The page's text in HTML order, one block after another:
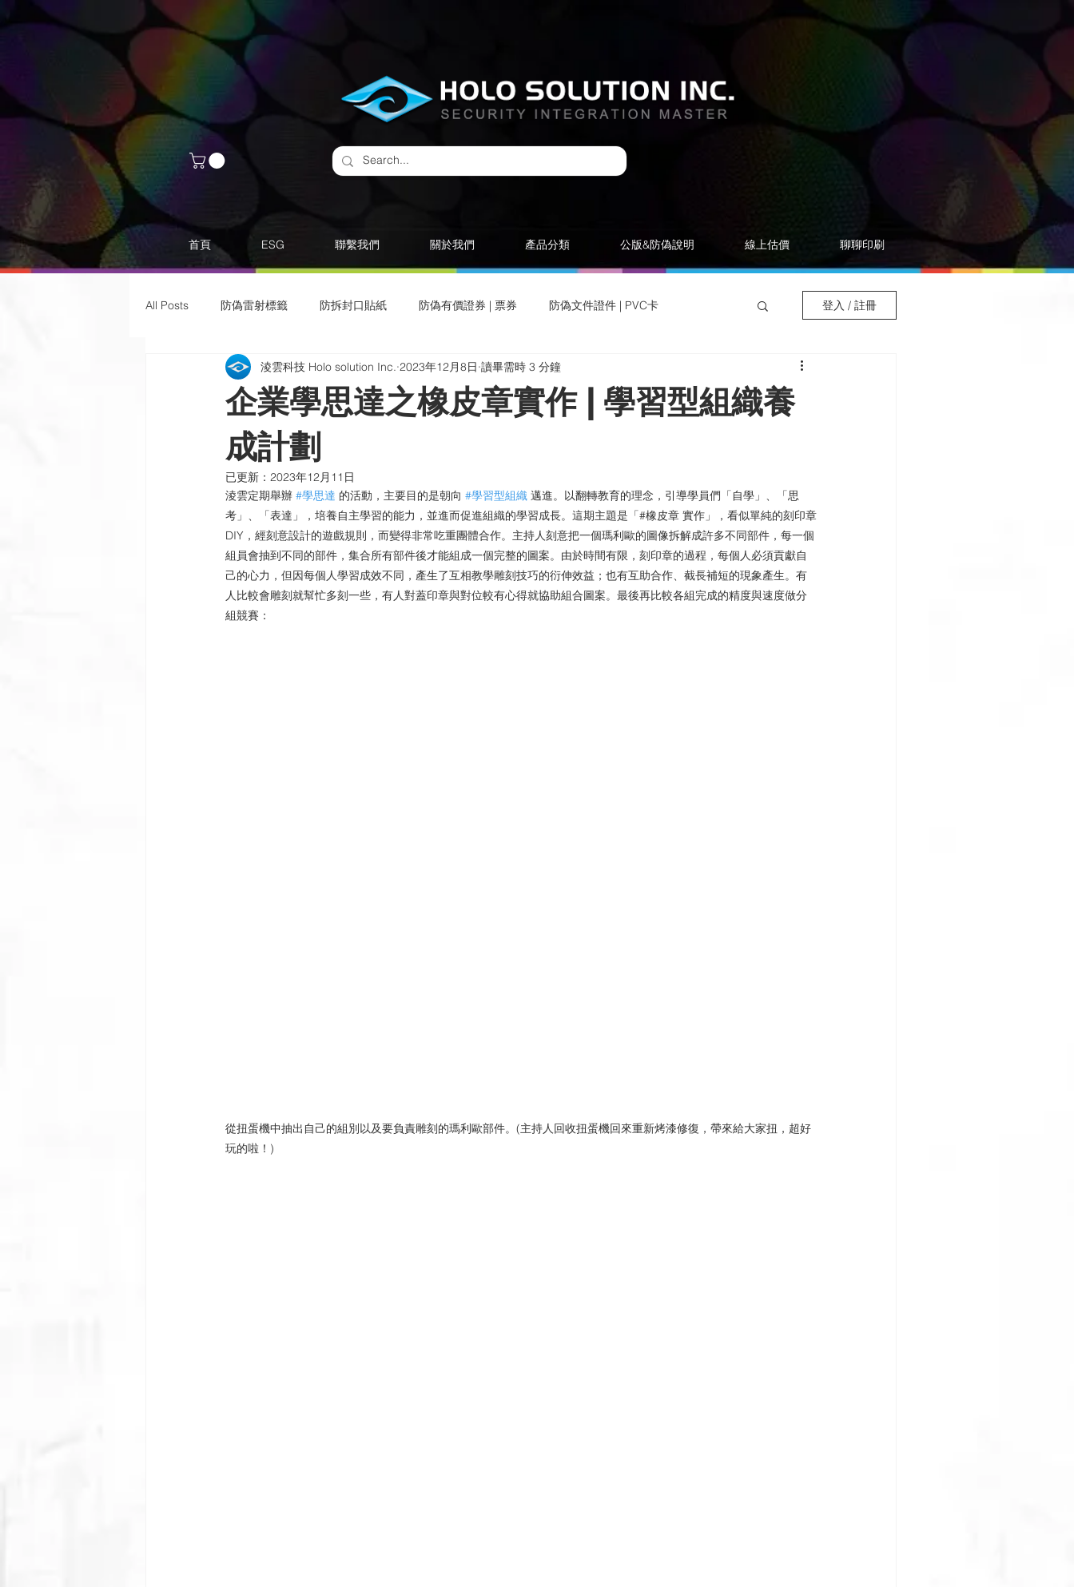
首頁 ESG 聯繫我們 關於我們 產品分類 公版&防偽說明 線上估價 聊聊印刷
All Posts 防偽雷射標籤 ​防拆封口貼紙 防偽有價證券 | 票券 防偽文件證件 | PVC卡
包裝貼紙 | 酒標 | 紙盒 雷射銘版貼片 防偽油墨與印刷 QR Code防偽系統
製程與設備
登入 / 註冊
企業學思達之橡皮章實作 | 學習型組織養
成計劃
淩雲科技 Holo solution Inc. 2023年12月8日 讀畢需時 3 分鐘
已更新： 2023年12月11日
淩雲定期舉辦 #學思達 的活動，主要目的是朝向 #學習型組織 邁進。以翻轉教育的理念，引導學員們「自學」、「思
考」、「表達」，培養自主學習的能力，並進而促進組織的學習成長。這期主題是「#橡皮章 實作」，看似單純的刻印章
DIY，經刻意設計的遊戲規則，而變得非常吃重團體合作。主持人刻意把一個瑪利歐的圖像拆解成許多不同部件，每一個
組員會抽到不同的部件，集合所有部件後才能組成一個完整的圖案。由於時間有限，刻印章的過程，每個人必須貢獻自
己的心力，但因每個人學習成效不同，產生了互相教學雕刻技巧的衍伸效益；也有互助合作、截長補短的現象產生。有
人比較會雕刻就幫忙多刻一些，有人對蓋印章與對位較有心得就協助組合圖案。最後再比較各組完成的精度與速度做分
組競賽：
從扭蛋機中抽出自己的組別以及要負責雕刻的瑪利歐部件。(主持人回收扭蛋機回來重新烤漆修復，帶來給大家扭，超好
玩的啦！)